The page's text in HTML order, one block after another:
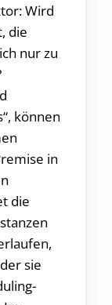
Wird
die
nur zu
können
in
die
sie